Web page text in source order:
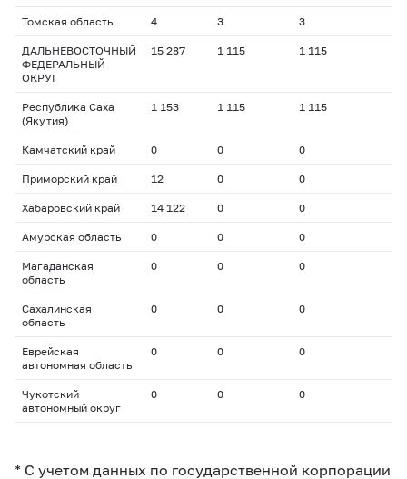
Томская область 4 3 3
ДАЛЬНЕВОСТОЧНЫЙ
ФЕДЕРАЛЬНЫЙ
ОКРУГ
15 287 1 115 1 115
Республика Саха
(Якутия)
1 153 1 115 1 115
Камчатский край 0 0 0
Приморский край 12 0 0
Хабаровский край 14 122 0 0
Амурская область 0 0 0
Магаданская
область
0 0 0
Сахалинская
область
0 0 0
Еврейская
автономная область
0 0 0
Чукотский
автономный округ
0 0 0
* С учетом данных по государственной корпорации